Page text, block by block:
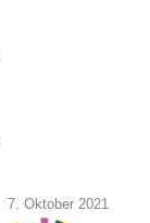
7. Oktober 2021